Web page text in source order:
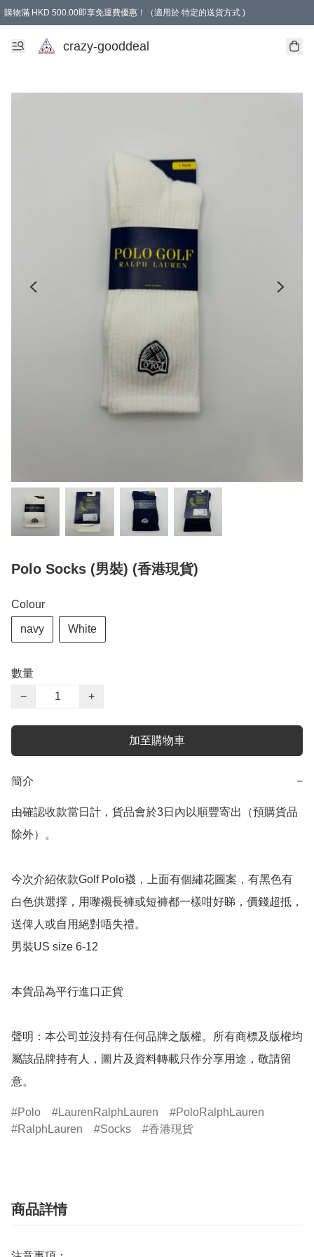
購物滿 HKD 500.00即享免運費優惠！（適用於 特定的送貨方式 )
成為會員可享免費禮品
crazy-gooddeal
Polo Socks (男裝) (香港現貨)
Colour
navy White
數量
−
+
加至購物車
簡介 −
由確認收款當日計，貨品會於3日內以順豐寄出（預購貨品
除外）。
今次介紹依款Golf Polo襪，上面有個繡花圖案，有黑色有
白色供選擇，用嚟襯長褲或短褲都一樣咁好睇，價錢超抵，
送俾人或自用絕對唔失禮。
男裝US size 6-12
本貨品為平行進口正貨
聲明：本公司並沒持有任何品牌之版權。所有商標及版權均
屬該品牌持有人，圖片及資料轉載只作分享用途，敬請留
意。
Polo LaurenRalphLauren
PoloRalphLauren
RalphLauren
Socks 香港現貨
商品詳情